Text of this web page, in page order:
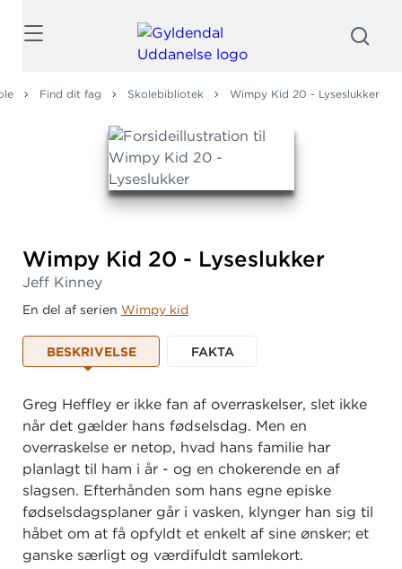
Find dit fag Skolebibliotek Wimpy Kid 20 - Lyseslukker
Wimpy Kid 20 - Lyseslukker
Jeff Kinney
En del af serien Wimpy kid
BESKRIVELSE FAKTA
Greg Heffley er ikke fan af overraskelser, slet ikke
når det gælder hans fødselsdag. Men en
overraskelse er netop, hvad hans familie har
planlagt til ham i år - og en chokerende en af
slagsen. Efterhånden som hans egne episke
fødselsdagsplaner går i vasken, klynger han sig til
håbet om at få opfyldt et enkelt af sine ønsker; et
ganske særligt og værdifuldt samlekort.